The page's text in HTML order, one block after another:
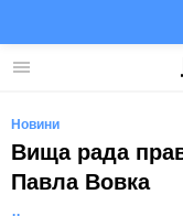
Меню
Новини
Вища рада
Павла Вовка